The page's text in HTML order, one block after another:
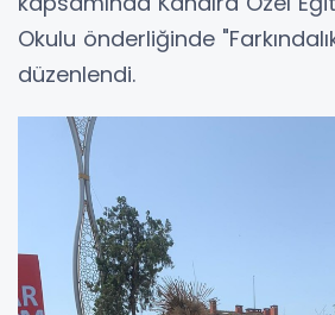
Okulu önderliğinde
düzenlendi.